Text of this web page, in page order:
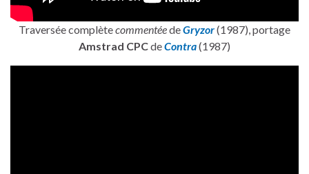
Traversée complètecommentéedeGryzor(1987), portage
Amstrad CPCdeContra(1987)